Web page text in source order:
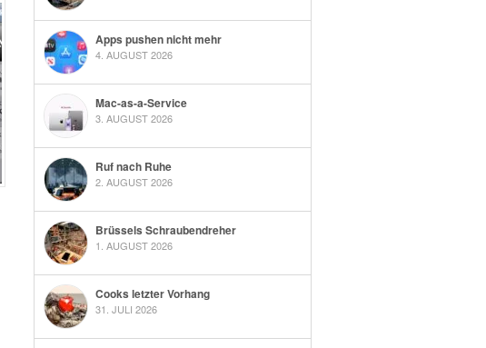
Apps pushen nicht mehr
4. AUGUST 2026
Mac-as-a-Service
3. AUGUST 2026
Ruf nach Ruhe
2. AUGUST 2026
Brüssels Schraubendreher
1. AUGUST 2026
Cooks letzter Vorhang
31. JULI 2026